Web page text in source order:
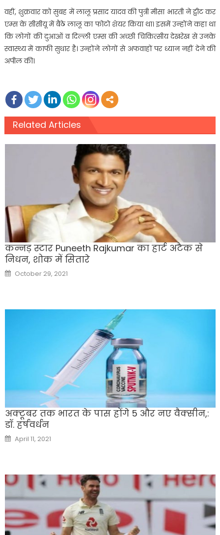
वहीं, शुक्रवार को सुबह में लालू प्रसाद यादव की पुत्री मीसा भारती ने ट्वीट कर
एम्स के सीसीयू में बैठे लालू का फोटो शेयर किया था। इसमें उन्होंने कहा था
कि लोगों की दुआओं व दिल्ली एम्स की अच्छी चिकित्सीय देखरेख से उनके
स्वास्थ्य में काफी सुधार है। उन्होंने लोगों से अफवाहों पर ध्यान नहीं देने की
अपील की।
Related Articles
कन्नड़ स्टार Puneeth Rajkumar का हार्ट अटैक से
निधन, शोक में सितारे
Posted
on
October 29, 2021
अक्‍टूबर तक भारत के पास होंगे 5 और नए वैक्‍सीन,:
डॉ. हर्षवर्धन
Posted
on
April 11, 2021